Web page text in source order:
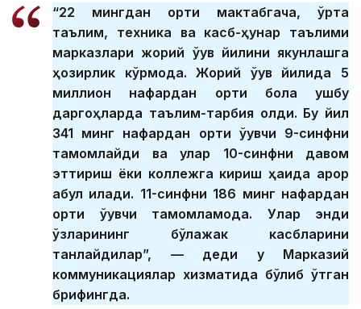
“22 мингдан ортиқ мактабгача, ўрта
таълим, техника ва касб-ҳунар таълими
марказлари жорий ўқув йилини якунлашга
ҳозирлик кўрмоқда. Жорий ўқув йилида 5
миллион нафардан ортиқ бола ушбу
даргоҳларда таълим-тарбия олди. Бу йил
341 минг нафардан ортиқ ўқувчи 9-синфни
тамомлайди ва улар 10-синфни давом
эттириш ёки коллежга кириш ҳақида қарор
қабул қилади. 11-синфни 186 минг нафардан
ортиқ ўқувчи тамомламоқда. Улар энди
ўзларининг бўлажак касбларини
танлайдилар”, — деди у Марказий
коммуникациялар хизматида бўлиб ўтган
брифингда.